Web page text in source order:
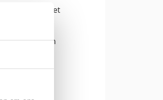
wanneer het
volop in